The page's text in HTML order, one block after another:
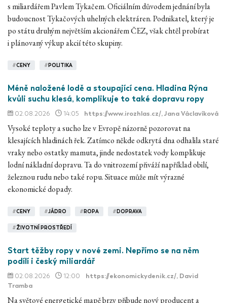
s miliardářem Pavlem Tykačem. Oficiálním důvodem jednání byla
budoucnost Tykačových uhelných elektráren. Podnikatel, který je
po státu druhým největším akcionářem ČEZ, však chtěl probírat
i plánovaný výkup akcií této skupiny.
#CENY # POLITIKA
Méně naložené lodě a stoupající cena. Hladina Rýna
kvůli suchu klesá, komplikuje to také dopravu ropy
02.08.2026 14:05 https://www.irozhlas.cz/, Jana Václavíková
Vysoké teploty a sucho lze v Evropě názorně pozorovat na
klesajících hladinách řek. Zatímco někde odkrytá dna odhalila staré
vraky nebo ostatky mamuta, jinde nedostatek vody komplikuje
lodní nákladní dopravu. Ta do vnitrozemí přiváží například obilí,
železnou rudu nebo také ropu. Situace může mít výrazné
ekonomické dopady.
#CENY #JÁDRO # ROPA # DOPRAVA
#ŽIVOTNÍ PROSTŘEDÍ
Start těžby ropy v nové zemi. Nepřímo se na něm
podílí i český miliardář
02.08.2026 12:00 https://ekonomickydenik.cz/, David
Tramba
Na světové energetické mapě brzy přibude nový producent a